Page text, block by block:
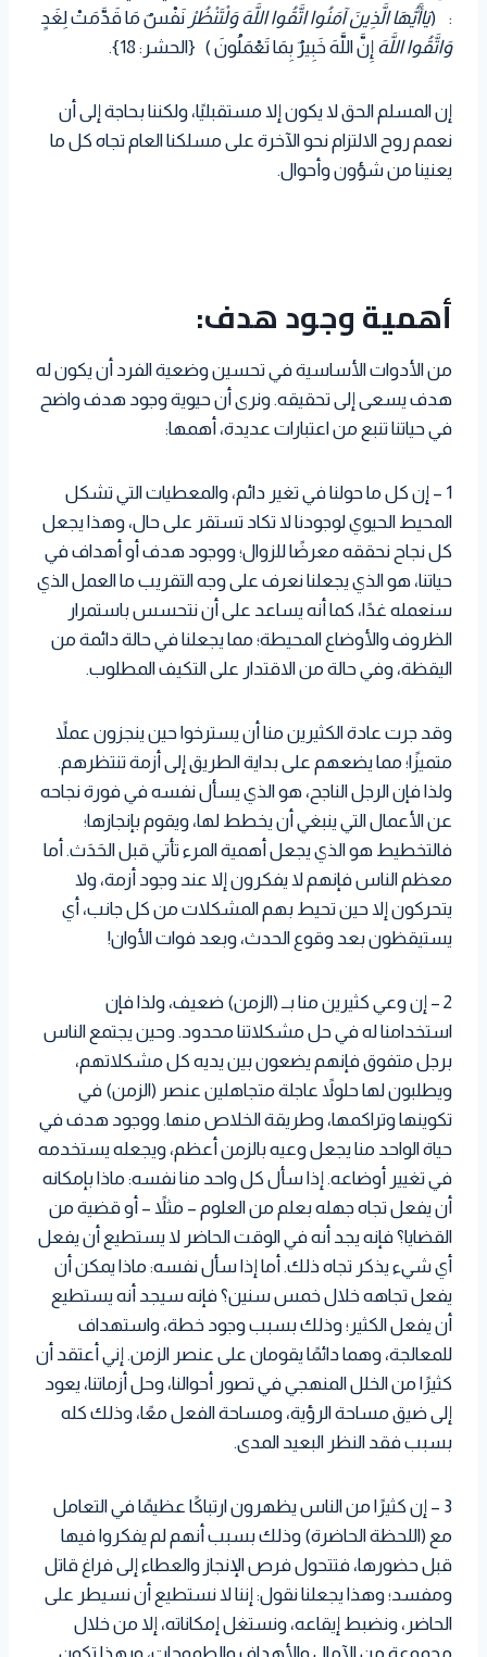
:
)يَاأَيُّهَا الَّذِينَ آمَنُوا اتَّقُوا اللَّهَ وَلْتَنْظُرْ نَفْسٌ مَا قَدَّمَتْ لِغَدٍ
وَاتَّقُوا اللَّهَ إِنَّ اللَّهَ خَبِيرٌ بِمَا تَعْمَلُونَ ( {الحشر: 18}.
إن المسلم الحق لا يكون إلا مستقبليًا، ولكننا بحاجة إلى أن
نعمم روح الالتزام نحو الآخرة على مسلكنا العام تجاه كل ما
يعنينا من شؤون وأحوال.
أهمية وجود هدف:
من الأدوات الأساسية في تحسين وضعية الفرد أن يكون له
هدف يسعى إلى تحقيقه. ونرى أن حيوية وجود هدف واضح
في حياتنا تنبع من اعتبارات عديدة، أهمها:
1 – إن كل ما حولنا في تغير دائم، والمعطيات التي تشكل
المحيط الحيوي لوجودنا لا تكاد تستقر على حال، وهذا يجعل
كل نجاح نحققه معرضًا للزوال؛ ووجود هدف أو أهداف في
حياتنا، هو الذي يجعلنا نعرف على وجه التقريب ما العمل الذي
سنعمله غدًا، كما أنه يساعد على أن نتحسس باستمرار
الظروف والأوضاع المحيطة؛ مما يجعلنا في حالة دائمة من
اليقظة، وفي حالة من الاقتدار على التكيف المطلوب.
وقد جرت عادة الكثيرين منا أن يسترخوا حين ينجزون عملاً
متميزًا؛ مما يضعهم على بداية الطريق إلى أزمة تنتظرهم.
ولذا فإن الرجل الناجح، هو الذي يسأل نفسه في فورة نجاحه
عن الأعمال التي ينبغي أن يخطط لها، ويقوم بإنجازها؛
فالتخطيط هو الذي يجعل أهمية المرء تأتي قبل الحَدَث. أما
معظم الناس فإنهم لا يفكرون إلا عند وجود أزمة، ولا
يتحركون إلا حين تحيط بهم المشكلات من كل جانب، أي
يستيقظون بعد وقوع الحدث، وبعد فوات الأوان!
2 – إن وعي كثيرين منا بــ (الزمن) ضعيف، ولذا فإن
استخدامنا له في حل مشكلاتنا محدود. وحين يجتمع الناس
برجل متفوق فإنهم يضعون بين يديه كل مشكلاتهم،
ويطلبون لها حلولاً عاجلة متجاهلين عنصر (الزمن) في
تكوينها وتراكمها، وطريقة الخلاص منها. ووجود هدف في
حياة الواحد منا يجعل وعيه بالزمن أعظم، ويجعله يستخدمه
في تغيير أوضاعه. إذا سأل كل واحد منا نفسه: ماذا بإمكانه
أن يفعل تجاه جهله بعلم من العلوم – مثلاً – أو قضية من
القضايا؟ فإنه يجد أنه في الوقت الحاضر لا يستطيع أن يفعل
أي شيء يذكر تجاه ذلك. أما إذا سأل نفسه: ماذا يمكن أن
يفعل تجاهه خلال خمس سنين؟ فإنه سيجد أنه يستطيع
أن يفعل الكثير؛ وذلك بسبب وجود خطة، واستهداف
للمعالجة، وهما دائمًا يقومان على عنصر الزمن. إني أعتقد أن
كثيرًا من الخلل المنهجي في تصور أحوالنا، وحل أزماتنا، يعود
إلى ضيق مساحة الرؤية، ومساحة الفعل معًا، وذلك كله
بسبب فقد النظر البعيد المدى.
3 – إن كثيرًا من الناس يظهرون ارتباكًا عظيمًا في التعامل
مع (اللحظة الحاضرة) وذلك بسبب أنهم لم يفكروا فيها
قبل حضورها، فتتحول فرص الإنجاز والعطاء إلى فراغ قاتل
ومفسد؛ وهذا يجعلنا نقول: إننا لا نستطيع أن نسيطر على
الحاضر، ونضبط إيقاعه، ونستغل إمكاناته، إلا من خلال